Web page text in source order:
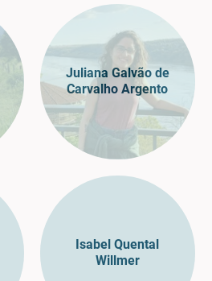
Juliana Galvão de
Carvalho Argento
Isabel Quental
Willmer